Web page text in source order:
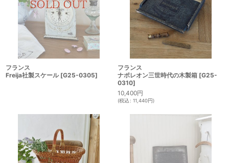
フランス
Freija社製スケール [G25-0305]
フランス
ナポレオン三世時代の木製箱 [G25-
0310]
10,400円
(税込: 11,440円)